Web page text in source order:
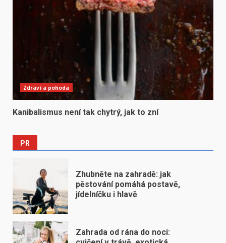
Zdraví a pohoda
Kanibalismus není tak chytrý, jak to zní
PR
Zhubněte na zahradě: jak
pěstování pomáhá postavě,
jídelníčku i hlavě
Zahrada od rána do noci: